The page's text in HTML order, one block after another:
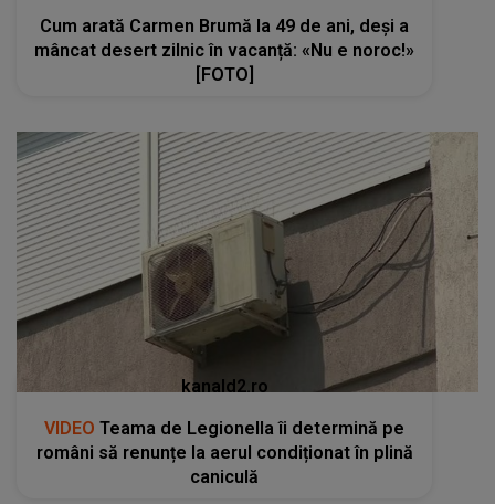
Cum arată Carmen Brumă la 49 de ani, deși a
mâncat desert zilnic în vacanță: «Nu e noroc!»
[FOTO]
kanald2.ro
VIDEO Teama de Legionella îi determină pe
români să renunțe la aerul condiționat în plină
caniculă